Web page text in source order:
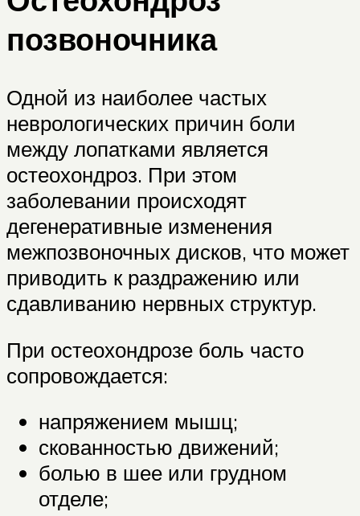
позвоночника
Одной из наиболее частых
неврологических причин боли
между лопатками является
остеохондроз. При этом
заболевании происходят
дегенеративные изменения
межпозвоночных дисков, что может
приводить к раздражению или
сдавливанию нервных структур.
При остеохондрозе боль часто
сопровождается:
напряжением мышц;
скованностью движений;
болью в шее или грудном
отделе;